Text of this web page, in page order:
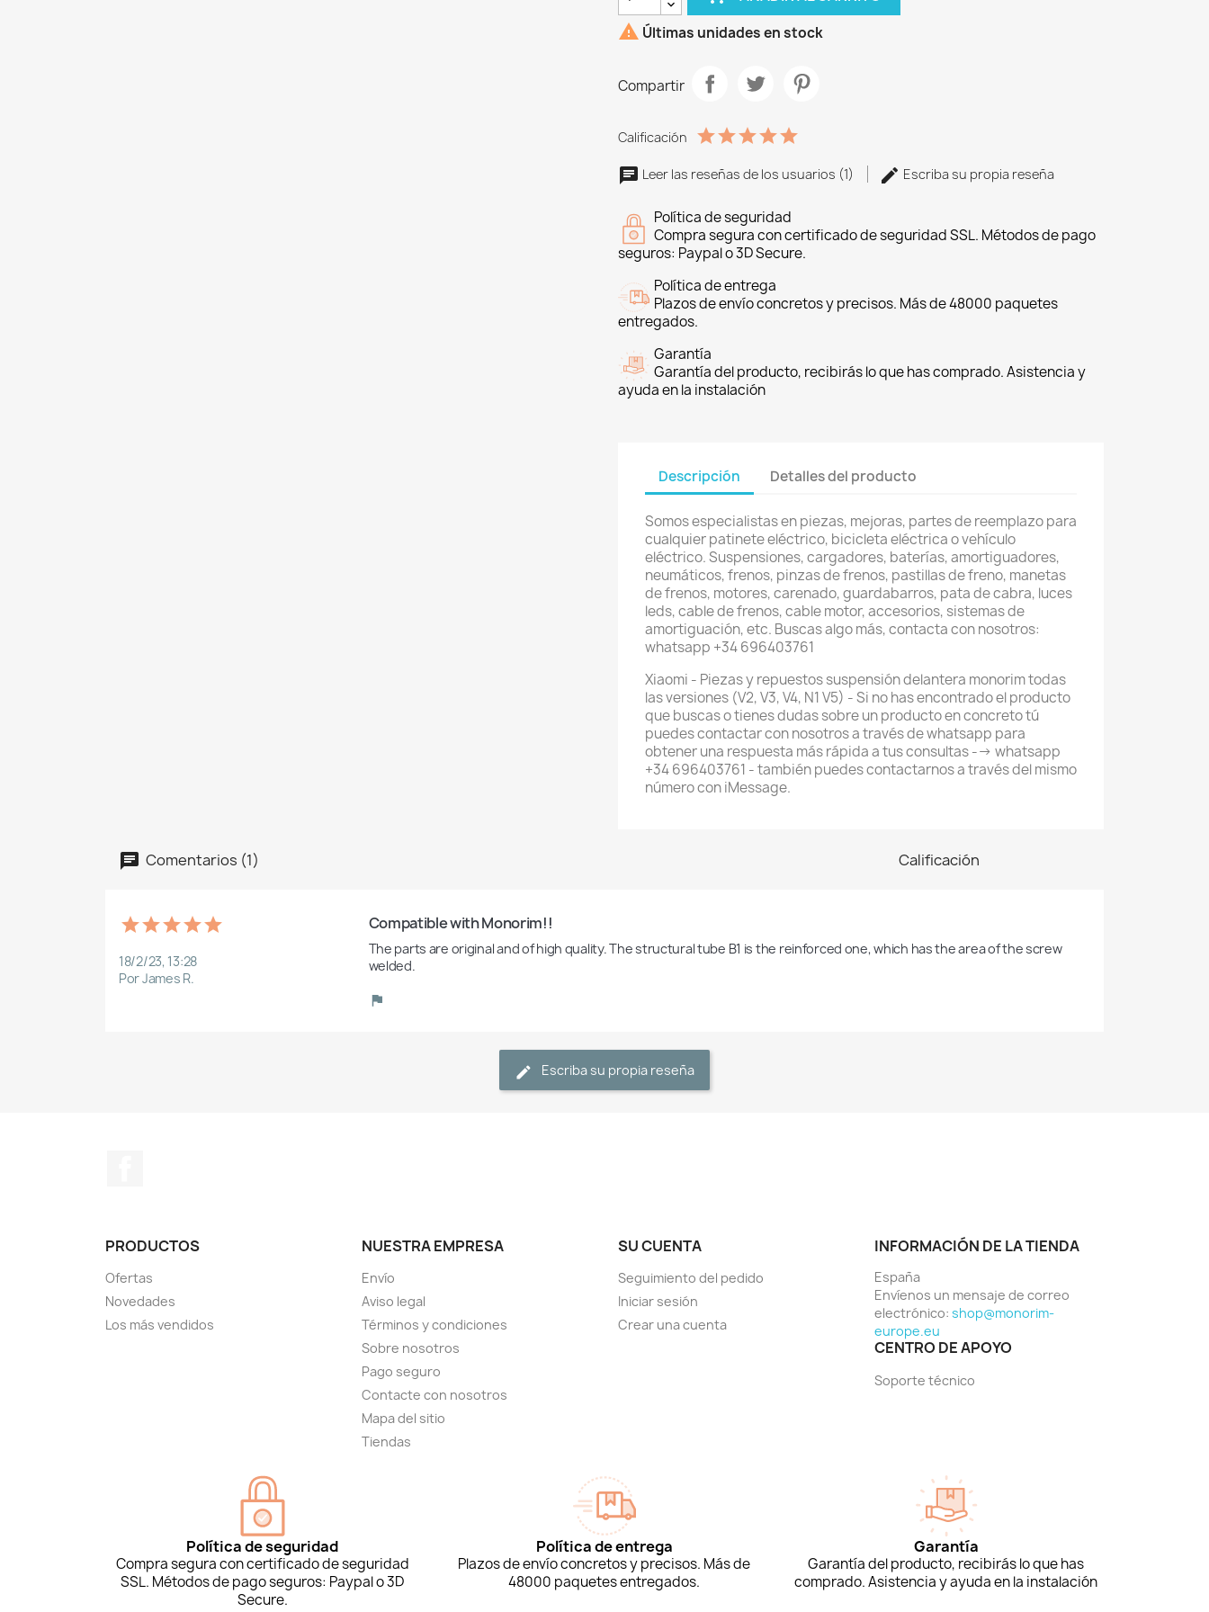
 Últimas unidades en stock
Compartir
Calificación
Leer las reseñas de los usuarios (1) Escriba su propia reseña
Política de seguridad
Compra segura con certificado de seguridad SSL. Métodos de pago
seguros: Paypal o 3D Secure.
Política de entrega
Plazos de envío concretos y precisos. Más de 48000 paquetes
entregados.
Garantía
Garantía del producto, recibirás lo que has comprado. Asistencia y
ayuda en la instalación
Descripción Detalles del producto
Somos especialistas en piezas, mejoras, partes de reemplazo para
cualquier patinete eléctrico, bicicleta eléctrica o vehículo
eléctrico. Suspensiones, cargadores, baterías, amortiguadores,
neumáticos, frenos, pinzas de frenos, pastillas de freno, manetas
de frenos, motores, carenado, guardabarros, pata de cabra, luces
leds, cable de frenos, cable motor, accesorios, sistemas de
amortiguación, etc. Buscas algo más, contacta con nosotros:
whatsapp +34 696403761
Xiaomi - Piezas y repuestos suspensión delantera monorim todas
las versiones (V2, V3, V4, N1 V5) - Si no has encontrado el producto
que buscas o tienes dudas sobre un producto en concreto tú
puedes contactar con nosotros a través de whatsapp para
obtener una respuesta más rápida a tus consultas --> whatsapp
+34 696403761 - también puedes contactarnos a través del mismo
número con iMessage.
Comentarios (1) Calificación
18/2/23, 13:28
Por James R.
Compatible with Monorim!!
The parts are original and of high quality. The structural tube B1 is the reinforced one, which has the area of the screw
welded.
Escriba su propia reseña
PRODUCTOS
Ofertas
Novedades
Los más vendidos
NUESTRA EMPRESA
Envío
Aviso legal
Términos y condiciones
Sobre nosotros
Pago seguro
Contacte con nosotros
Mapa del sitio
Tiendas
SU CUENTA
Seguimiento del pedido
Iniciar sesión
Crear una cuenta
INFORMACIÓN DE LA TIENDA
España
Envíenos un mensaje de correo
electrónico: shop@monorim-
europe.eu
CENTRO DE APOYO
Soporte técnico
Política de seguridad
Compra segura con certificado de seguridad
SSL. Métodos de pago seguros: Paypal o 3D
Secure.
Política de entrega
Plazos de envío concretos y precisos. Más de
48000 paquetes entregados.
Garantía
Garantía del producto, recibirás lo que has
comprado. Asistencia y ayuda en la instalación